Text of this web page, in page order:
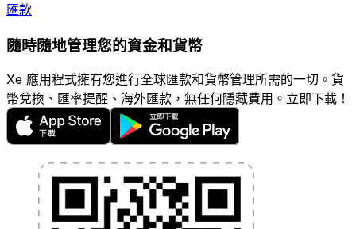
匯款
隨時隨地管理您的資金和貨幣
Xe 應用程式擁有您進行全球匯款和貨幣管理所需的一切。貨
幣兌換、匯率提醒、海外匯款，無任何隱藏費用。立即下載！